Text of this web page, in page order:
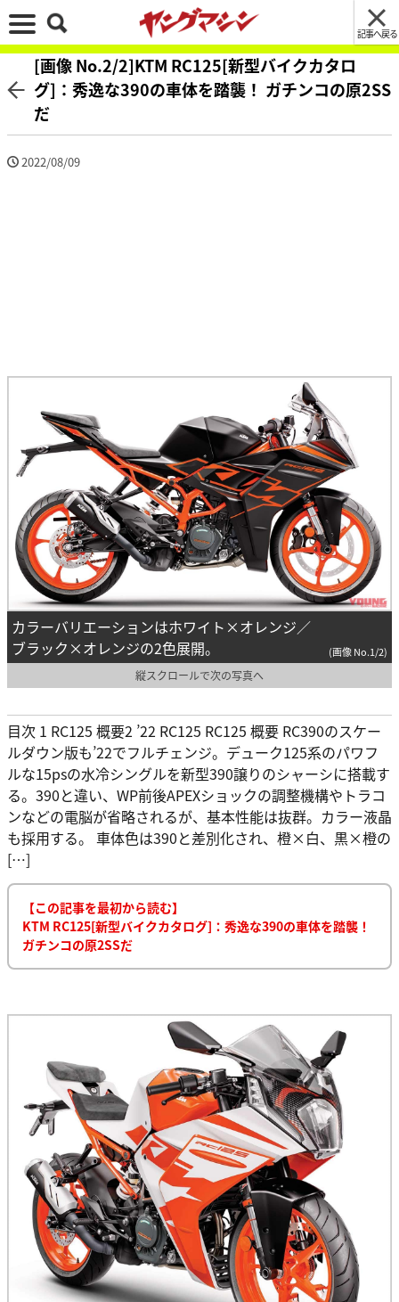
記事へ戻る
[画像 No.2/2]KTM RC125[新型バイクカタロ
グ]：秀逸な390の車体を踏襲！ ガチンコの原2SS
だ
2022/08/09
カラーバリエーションはホワイト×オレンジ／
ブラック×オレンジの2色展開。
(画像 No.1/2)
縦スクロールで次の写真へ
目次 1 RC125 概要2 ’22 RC125 RC125 概要 RC390のスケー
ルダウン版も’22でフルチェンジ。デューク125系のパワフ
ルな15psの水冷シングルを新型390譲りのシャーシに搭載す
る。390と違い、WP前後APEXショックの調整機構やトラコ
ンなどの電脳が省略されるが、基本性能は抜群。カラー液晶
も採用する。 車体色は390と差別化され、橙×白、黒×橙の
[…]
【この記事を最初から読む】
KTM RC125[新型バイクカタログ]：秀逸な390の車体を踏襲！
ガチンコの原2SSだ